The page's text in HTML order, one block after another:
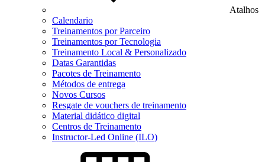
Atalhos
Calendario
Treinamentos por Parceiro
Treinamentos por Tecnologia
Treinamento Local & Personalizado
Datas Garantidas
Pacotes de Treinamento
Métodos de entrega
Novos Cursos
Resgate de vouchers de treinamento
Material didático digital
Centros de Treinamento
Instructor-Led Online (ILO)